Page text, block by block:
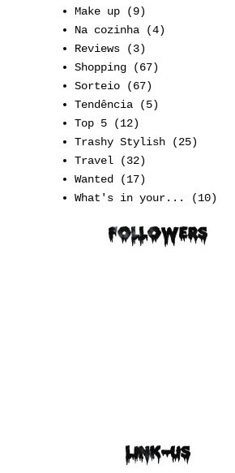
Make up
(9)
Na cozinha
(4)
Reviews
(3)
Shopping
(67)
Sorteio
(67)
Tendência
(5)
Top 5
(12)
Trashy Stylish
(25)
Travel
(32)
Wanted
(17)
What's in your...
(10)